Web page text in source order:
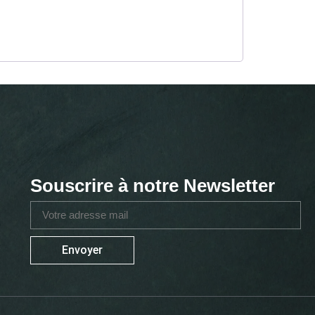
Souscrire à notre Newsletter
Envoyer